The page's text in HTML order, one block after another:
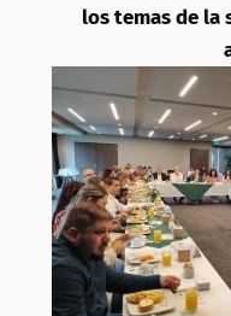
los temas de